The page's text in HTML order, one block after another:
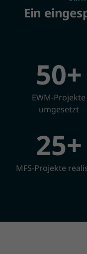
Ein
50+
EWM-Projekte
umgesetzt
25+
MFS-Projekte